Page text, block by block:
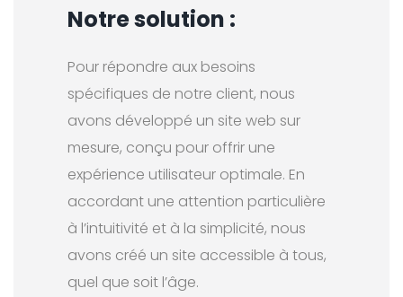
Notre solution :
Pour répondre aux besoins
spécifiques de notre client, nous
avons développé un site web sur
mesure, conçu pour offrir une
expérience utilisateur optimale. En
accordant une attention particulière
à l’intuitivité et à la simplicité, nous
avons créé un site accessible à tous,
quel que soit l’âge.